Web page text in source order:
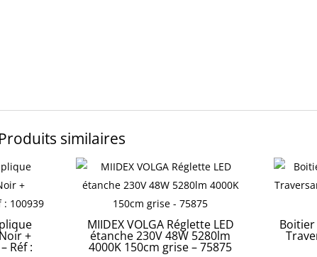
Produits similaires
+
Réf :
MIIDEX VOLGA Réglette LED
étanche 230V 48W 5280lm
4000K 150cm grise – 75875
Boitier